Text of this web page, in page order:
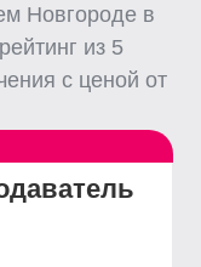
Новгороде в
из 5
с ценой от